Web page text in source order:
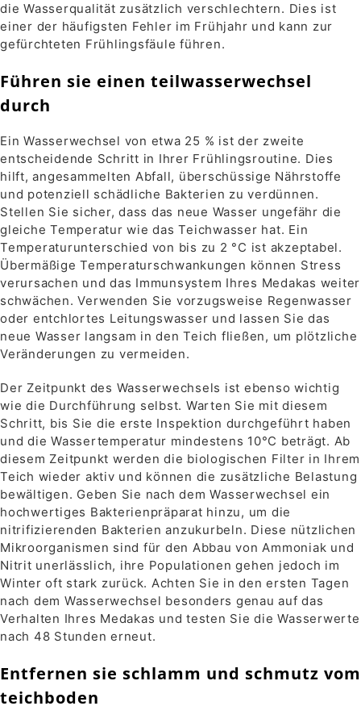
die Wasserqualität zusätzlich verschlechtern. Dies ist
einer der häufigsten Fehler im Frühjahr und kann zur
gefürchteten Frühlingsfäule führen.
Führen sie einen teilwasserwechsel
durch
Ein Wasserwechsel von etwa 25 % ist der zweite
entscheidende Schritt in Ihrer Frühlingsroutine. Dies
hilft, angesammelten Abfall, überschüssige Nährstoffe
und potenziell schädliche Bakterien zu verdünnen.
Stellen Sie sicher, dass das neue Wasser ungefähr die
gleiche Temperatur wie das Teichwasser hat. Ein
Temperaturunterschied von bis zu 2 °C ist akzeptabel.
Übermäßige Temperaturschwankungen können Stress
verursachen und das Immunsystem Ihres Medakas weiter
schwächen. Verwenden Sie vorzugsweise Regenwasser
oder entchlortes Leitungswasser und lassen Sie das
neue Wasser langsam in den Teich fließen, um plötzliche
Veränderungen zu vermeiden.
Der Zeitpunkt des Wasserwechsels ist ebenso wichtig
wie die Durchführung selbst. Warten Sie mit diesem
Schritt, bis Sie die erste Inspektion durchgeführt haben
und die Wassertemperatur mindestens 10°C beträgt. Ab
diesem Zeitpunkt werden die biologischen Filter in Ihrem
Teich wieder aktiv und können die zusätzliche Belastung
bewältigen. Geben Sie nach dem Wasserwechsel ein
hochwertiges Bakterienpräparat hinzu, um die
nitrifizierenden Bakterien anzukurbeln. Diese nützlichen
Mikroorganismen sind für den Abbau von Ammoniak und
Nitrit unerlässlich, ihre Populationen gehen jedoch im
Winter oft stark zurück. Achten Sie in den ersten Tagen
nach dem Wasserwechsel besonders genau auf das
Verhalten Ihres Medakas und testen Sie die Wasserwerte
nach 48 Stunden erneut.
Entfernen sie schlamm und schmutz vom
teichboden